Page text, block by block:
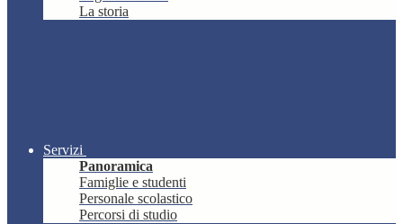
La storia
Servizi
Panoramica
Famiglie e studenti
Personale scolastico
Percorsi di studio